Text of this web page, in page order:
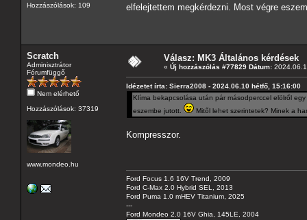
Hozzászólások: 109
elfelejtettem megkérdezni. Most végre
Scratch
Adminisztrátor
Fórumfüggő
Nem elérhető
Hozzászólások: 37319
www.mondeo.hu
Válasz: MK3 Általános kérdések
« Új hozzászólás #77829 Dátum:
Idézetet írta: Sierra2008 - 2024.06.10 hétfő, 15:16:00
Klíma bekapcsolása után pár másodperccel elölről
eszembe jutott.
Mitől lehet szerintetek? Minek a
Kompresszor.
Ford Focus 1.6 16V Trend, 2009
Ford C-Max 2.0 Hybrid SEL, 2013
Ford Puma 1.0 mHEV Titanium, 2025
---
Ford Mondeo 2.0 16V Ghia, 145LE, 2004